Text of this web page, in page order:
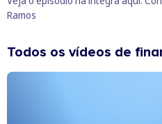
Ramos
Todos os vídeos de